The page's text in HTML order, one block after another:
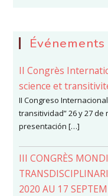
Événements
II Congrès
science et
II Congreso
transitividad” 26 y 27 de
presentación […]
III CONGRÈS
2020 AU 17